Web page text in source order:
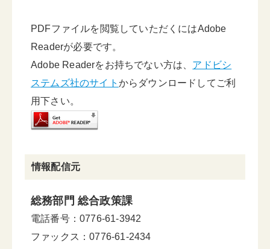
PDFファイルを閲覧していただくにはAdobe
Readerが必要です。
Adobe Readerをお持ちでない方は、 アドビシ
ステムズ社のサイト からダウンロードしてご利
用下さい。
情報配信元
総務部門 総合政策課
電話番号：0776-61-3942
ファックス：0776-61-2434